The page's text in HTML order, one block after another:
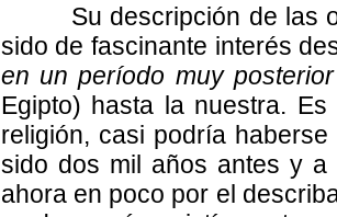
Su descripción de las
sido de fascinante interés
en un período muy
Egipto) hasta la nuestra.
religión, casi podría
sido dos mil años antes y
ahora en poco por el